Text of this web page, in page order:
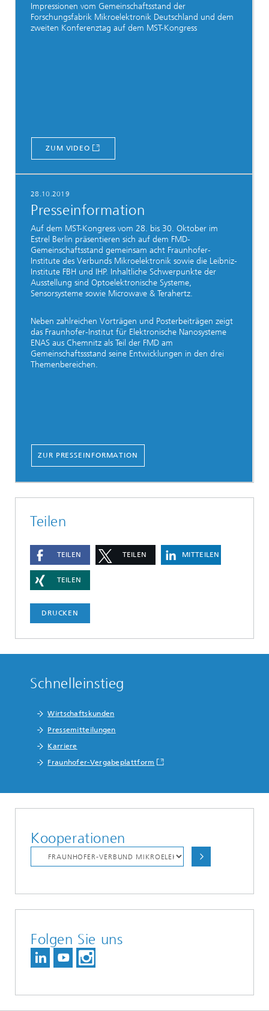
Impressionen vom Gemeinschaftsstand der
Forschungsfabrik Mikroelektronik Deutschland und dem
zweiten Konferenztag auf dem MST-Kongress
ZUM VIDEO
28.10.2019
Presseinformation
Auf dem MST-Kongress vom 28. bis 30. Oktober im
Estrel Berlin präsentieren sich auf dem FMD-
Gemeinschaftsstand gemeinsam acht Fraunhofer-
Institute des Verbunds Mikroelektronik sowie die Leibniz-
Institute FBH und IHP. Inhaltliche Schwerpunkte der
Ausstellung sind Optoelektronische Systeme,
Sensorsysteme sowie Microwave & Terahertz.
Neben zahlreichen Vorträgen und Posterbeiträgen zeigt
das Fraunhofer-Institut für Elektronische Nanosysteme
ENAS aus Chemnitz als Teil der FMD am
Gemeinschaftssstand seine Entwicklungen in den drei
Themenbereichen.
ZUR PRESSEINFORMATION
Teilen
TEILEN TEILEN MITTEILEN
TEILEN
DRUCKEN
Schnelleinstieg
Wirtschaftskunden
Pressemitteilungen
Karriere
Fraunhofer-Vergabeplattform
Kooperationen
Folgen Sie uns